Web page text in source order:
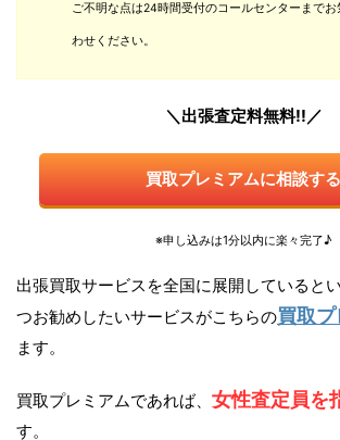
ご不明な点は24時間受付のコールセンターまで
わせください。
＼出張査定料無料!!／
買取プレミアムに相談する
※申し込みは1分以内に楽々完了♪
出張買取サービスを全国に展開していると
つお勧めしたいサービスがこちらの買取
ます。
買取プレミアムであれば、 女性査定員を
す。